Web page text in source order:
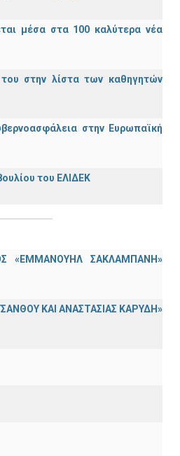
μέσα στα 100 καλύτερα νέα
στην λίστα των καθηγητών
στην Ευρωπαϊκή
του ΕΛΙΔΕΚ
«ΕΜΜΑΝΟΥΗΛ ΣΑΚΛΑΜΠΑΝΗ»
ΚΑΙ ΑΝΑΣΤΑΣΙΑΣ ΚΑΡΥΔΗ»